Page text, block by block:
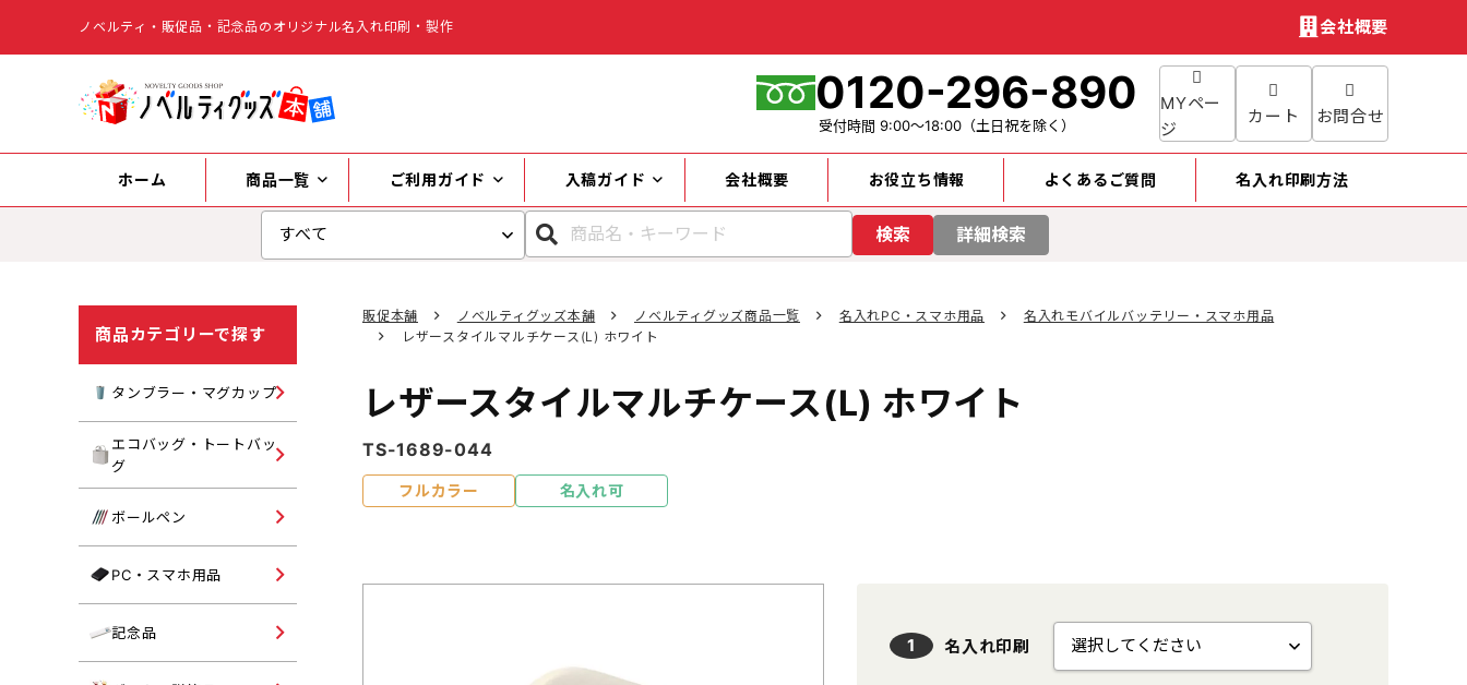
ノベルティ・販促品・記念品のオリジナル名入れ印刷・製作 会社概要
MYペー
ジ
カート お問合せ
0120-296-890
受付時間 9:00～18:00（土日祝を除く）
ホーム 商品一覧 ご利用ガイド 入稿ガイド 会社概要 お役立ち情報 よくあるご質問 名入れ印刷方法
検索 詳細検索
キーワード
価格帯
名入れの可否
販促本舗 ノベルティグッズ本舗 ノベルティグッズ商品一覧 名入れPC・スマホ用品
名入れモバイルバッテリー・スマホ用品
レザースタイルマルチケース(L) ホワイト
レザースタイルマルチケース(L) ホワイト
TS-1689-044
フルカラー 名入れ可
名入れ印刷
商品カテゴリーで探す
タンブラー・マグカップ タンブラー
水筒・ボトル
エコバッグ・トートバッ
グ
キャンバストートバッグ
コットンバッグ
ポリエステルバッグ
ボールペン
PC・スマホ用品
記念品